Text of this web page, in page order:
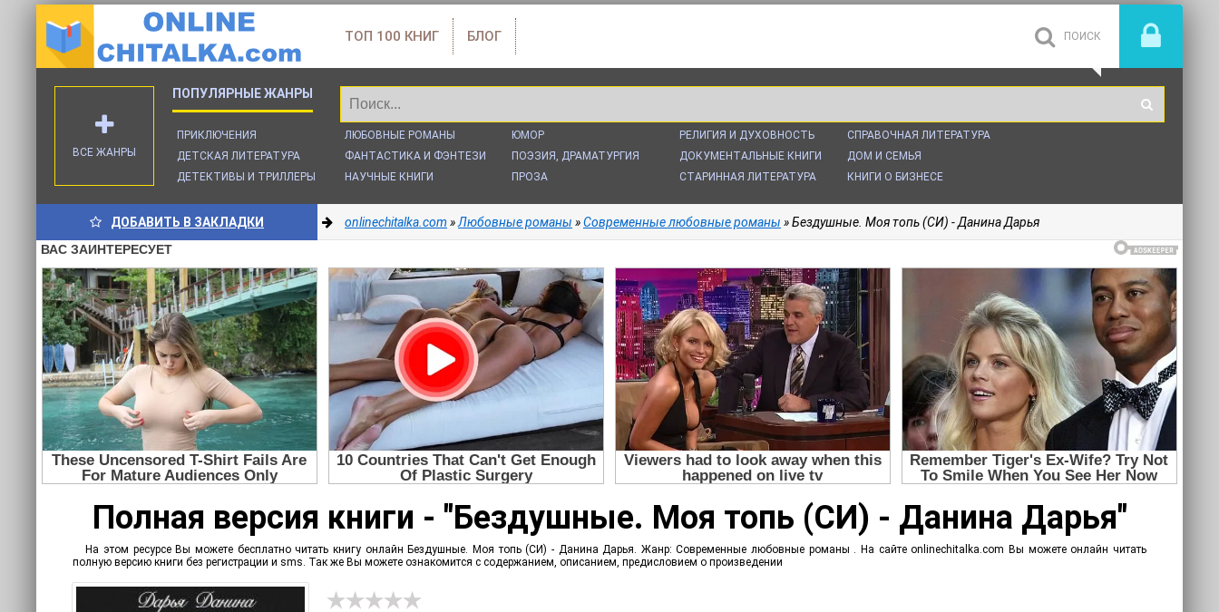
ТОП 100 КНИГ БЛОГ
ПРИКЛЮЧЕНИЯ
ДЕТСКАЯ ЛИТЕРАТУРА
ДЕТЕКТИВЫ И ТРИЛЛЕРЫ
ЛЮБОВНЫЕ РОМАНЫ
ФАНТАСТИКА И ФЭНТЕЗИ
НАУЧНЫЕ КНИГИ
ЮМОР
ПОЭЗИЯ, ДРАМАТУРГИЯ
ПРОЗА
РЕЛИГИЯ И ДУХОВНОСТЬ
ДОКУМЕНТАЛЬНЫЕ КНИГИ
СТАРИННАЯ ЛИТЕРАТУРА
СПРАВОЧНАЯ ЛИТЕРАТУРА
ДОМ И СЕМЬЯ
КНИГИ О БИЗНЕСЕ
ВСЕ ЖАНРЫ
ДОБАВИТЬ В ЗАКЛАДКИ onlinechitalka.com »Любовные романы »Современные любовные романы » Бездушные. Моя топь (СИ) - Данина Дарья
Полная версия книги - "Бездушные. Моя топь (СИ) - Данина Дарья"
На этом ресурсе Вы можете бесплатно читать книгу онлайн Бездушные. Моя топь (СИ) - Данина Дарья. Жанр: Современные любовные романы . На сайте onlinechitalka.com Вы можете онлайн читать
полную версию книги без регистрации и sms. Так же Вы можете ознакомится с содержанием, описанием, предисловием о произведении